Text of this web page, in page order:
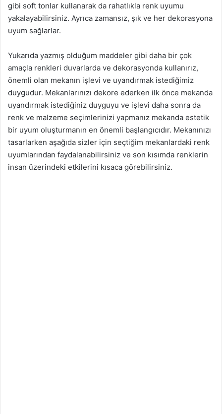
gibi soft tonlar kullanarak da rahatlıkla renk uyumu
yakalayabilirsiniz. Ayrıca zamansız, şık ve her dekorasyona
uyum sağlarlar.
Yukarıda yazmış olduğum maddeler gibi daha bir çok
amaçla renkleri duvarlarda ve dekorasyonda kullanırız,
önemli olan mekanın işlevi ve uyandırmak istediğimiz
duygudur. Mekanlarınızı dekore ederken ilk önce mekanda
uyandırmak istediğiniz duyguyu ve işlevi daha sonra da
renk ve malzeme seçimlerinizi yapmanız mekanda estetik
bir uyum oluşturmanın en önemli başlangıcıdır. Mekanınızı
tasarlarken aşağıda sizler için seçtiğim mekanlardaki renk
uyumlarından faydalanabilirsiniz ve son kısımda renklerin
insan üzerindeki etkilerini kısaca görebilirsiniz.